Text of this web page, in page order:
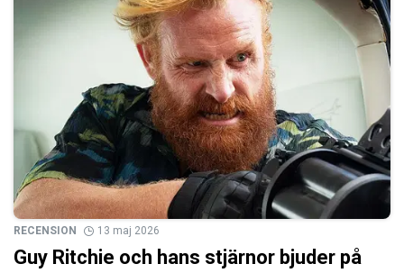
RECENSION 13 maj 2026
Guy Ritchie och hans stjärnor bjuder på